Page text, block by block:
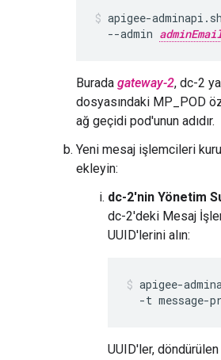
apigee-
  --admin
Burada gateway-2, dc-2
dosyasındaki MP_POD
ağ geçidi pod'unun adıdır.
Yeni mesaj işlemcileri
ekleyin:
dc-2'nin Yönetim
dc-2'deki Mesaj
UUID'lerini alın:
apigee-
-t message-
UUID'ler,